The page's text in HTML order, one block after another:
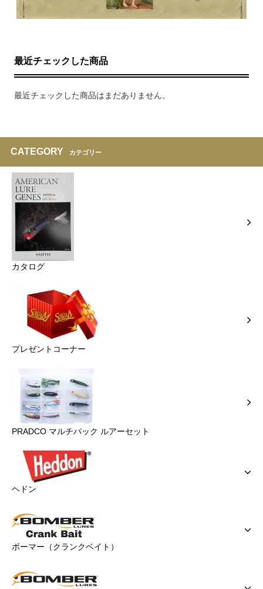
最近チェックした商品
最近チェックした商品はまだありません。
CATEGORY カテゴリー
カタログ
プレゼントコーナー
PRADCO マルチパック ルアーセット
ヘドン
ボーマー（クランクベイト）